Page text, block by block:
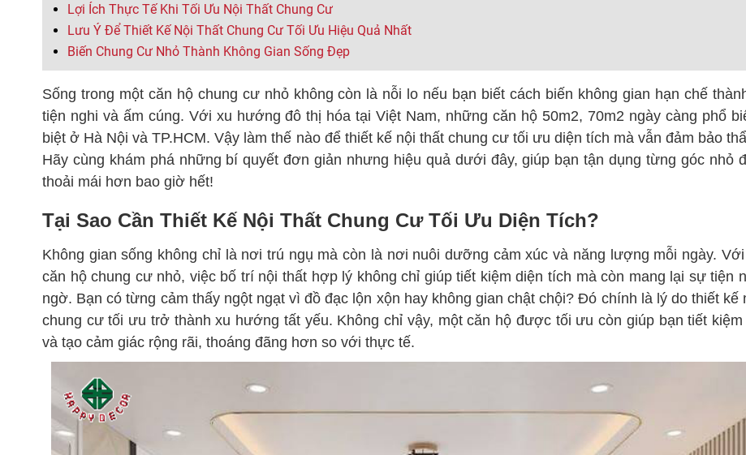
Lợi Ích Thực Tế Khi Tối Ưu Nội Thất Chung Cư
Lưu Ý Để Thiết Kế Nội Thất Chung Cư Tối Ưu Hiệu Quả Nhất
Biến Chung Cư Nhỏ Thành Không Gian Sống Đẹp
Sống trong một căn hộ chung cư nhỏ không còn là nỗi lo nếu bạn biết cách biến không gian hạn chế
tiện nghi và ấm cúng. Với xu hướng đô thị hóa tại Việt Nam, những căn hộ 50m2, 70m2 ngày càng phổ
biệt ở Hà Nội và TP.HCM. Vậy làm thế nào để thiết kế nội thất chung cư tối ưu diện tích mà vẫn đảm bảo
Hãy cùng khám phá những bí quyết đơn giản nhưng hiệu quả dưới đây, giúp bạn tận dụng từng góc nhỏ
thoải mái hơn bao giờ hết!
Tại Sao Cần Thiết Kế Nội Thất Chung Cư Tối Ưu Diện Tích?
Không gian sống không chỉ là nơi trú ngụ mà còn là nơi nuôi dưỡng cảm xúc và năng lượng mỗi ngày.
căn hộ chung cư nhỏ, việc bố trí nội thất hợp lý không chỉ giúp tiết kiệm diện tích mà còn mang lại sự tiện
ngờ. Bạn có từng cảm thấy ngột ngạt vì đồ đạc lộn xộn hay không gian chật chội? Đó chính là lý do thiết kế
chung cư tối ưu trở thành xu hướng tất yếu. Không chỉ vậy, một căn hộ được tối ưu còn giúp bạn tiết
và tạo cảm giác rộng rãi, thoáng đãng hơn so với thực tế.